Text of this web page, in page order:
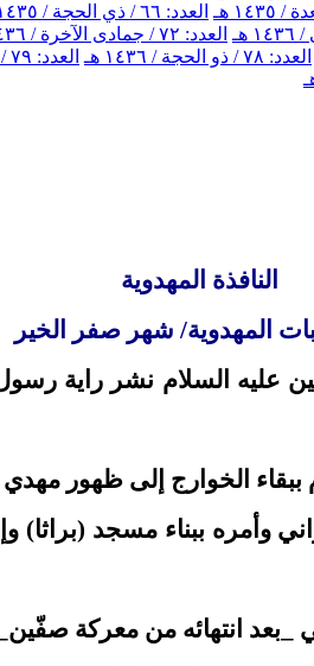
العدد: ٦٦ / ذي الحجة / ١٤٣٥ هـ
العدد: ٧٢ / جمادى الآخرة / ١٤٣٦ هـ
العدد: ٧٨ / ذو الحجة / ١٤٣٦ هـ العدد: ٧٩ / محرم الحرام / ١٤٣٧ هـ
النافذة المهدوية
المهدوية/ شهر صفر الخير
عليه السلام نشر راية
النصراني وأمره ببناء مسجد
مع نصراني _بعد انتهائه من